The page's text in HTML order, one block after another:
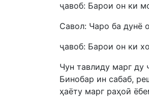
ҷавоб: Барои он ки
Савол: Чаро ба дунё
ҷавоб: Барои он ки
Чун тавлиду марг ду
Бинобар ин сабаб,
ҳаёту марг раҳоӣ